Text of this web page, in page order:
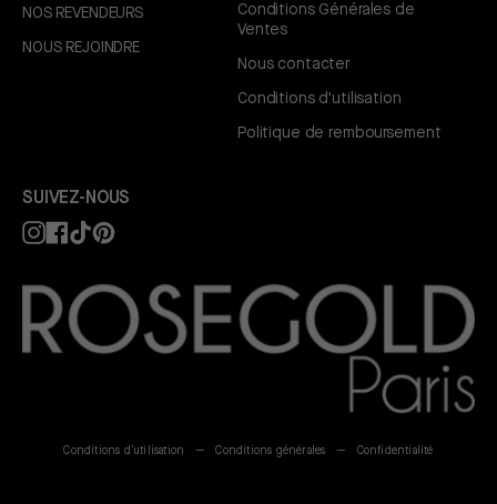
NOS REVENDEURS
NOUS REJOINDRE
Conditions Générales de
Ventes
Nous contacter
Conditions d'utilisation
Politique de remboursement
SUIVEZ-NOUS
Instagram
Facebook
TikTokPinterest
Conditions d'utilisation Conditions générales Confidentialité